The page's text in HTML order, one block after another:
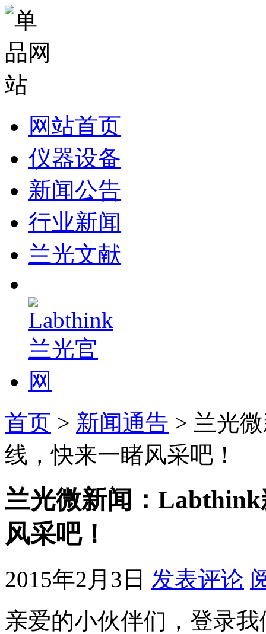
网站首页
仪器设备
新闻公告
行业新闻
兰光文献
首页 > 新闻通告 > 兰光
线，快来一睹风采吧！
兰光微新闻：
风采吧！
2015年2月3日 发表评论
亲爱的小伙伴们，登录